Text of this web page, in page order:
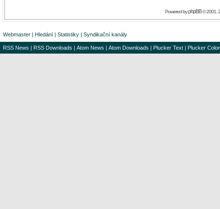
Powered byphpBB© 2001,
Webmaster | Hledání | Statistiky | Syndikační kanály
RSS News | RSS Downloads | Atom News | Atom Downloads | Plucker Text | Plucker Color